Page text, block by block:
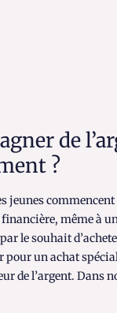
de
?
jeunes
même à
le souhait
pour un achat
de l’argent. Dans